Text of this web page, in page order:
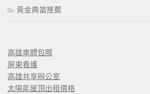
黃金典當推薦
高雄車體包膜
屏東看護
高雄共享辦公室
太陽能屋頂出租價格